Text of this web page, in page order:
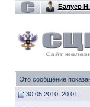
Балуев
Это сообщение
30.05.2010, 20:01